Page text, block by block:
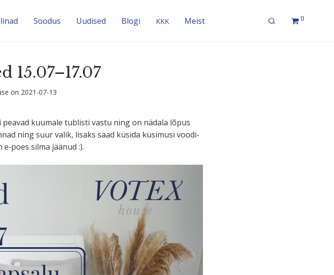
Soodus Uudised Blogi KKK Meist 0
15.07–17.07
on 2021-07-13
kuumale tublisti vastu ning on nädala lõpus
ning suur valik, lisaks saad küsida küsimusi voodi­
silma jäänud :).